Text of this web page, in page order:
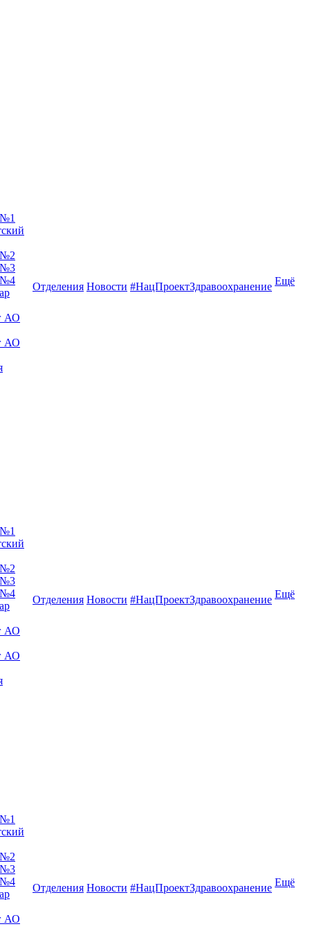
№2
№3
№4
АО
АО
Отделения Новости #НацПроектЗдравоохранение Ещё
№2
№3
№4
АО
АО
Отделения Новости #НацПроектЗдравоохранение Ещё
№2
№3
№4
АО
Отделения Новости #НацПроектЗдравоохранение Ещё